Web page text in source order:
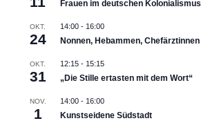
Frauen im deutschen Kolonialismus
OKT.
24
14:00- 16:00
Nonnen, Hebammen, Chefärztinnen
OKT.
31
12:15- 15:15
„Die Stille ertasten mit dem Wort“
NOV.
1
14:00- 16:00
Kunstseidene Südstadt